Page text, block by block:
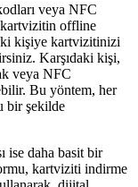
veya NFC
offline
kişiye kartvizitinizi
Karşıdaki kişi,
veya NFC
Bu yöntem, her
bir şekilde
ise daha basit bir
kartviziti indirme